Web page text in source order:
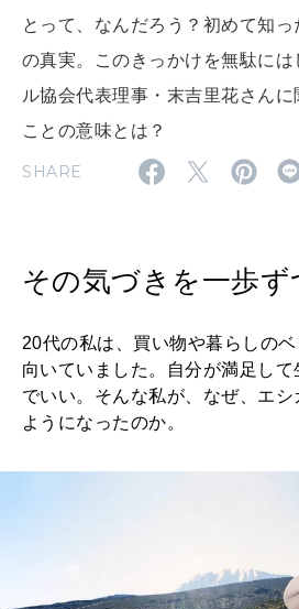
2026年3月号「スイーツ予
2026年2月号「良運を掴む
2026年1月号「猫がいれ
とって、なんだろう？初めて知
の真実。このきっかけを無駄には
ル協会代表理事・末吉里花さん
ことの意味とは？
SHARE
その気づきを一歩ず
20代の私は、買い物や暮らしの
向いていました。自分が満足し
でいい。そんな私が、なぜ、エ
ようになったのか。